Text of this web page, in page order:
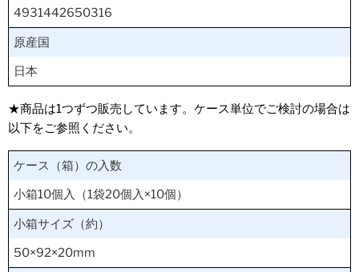
4931442650316
原産国
日本
★商品は1つずつ販売しています。ケース単位でご検討の場合は
以下をご参照ください。
ケース（箱）の入数
小箱10個入（1袋20個入×10個）
小箱サイズ（約）
50×92×20mm